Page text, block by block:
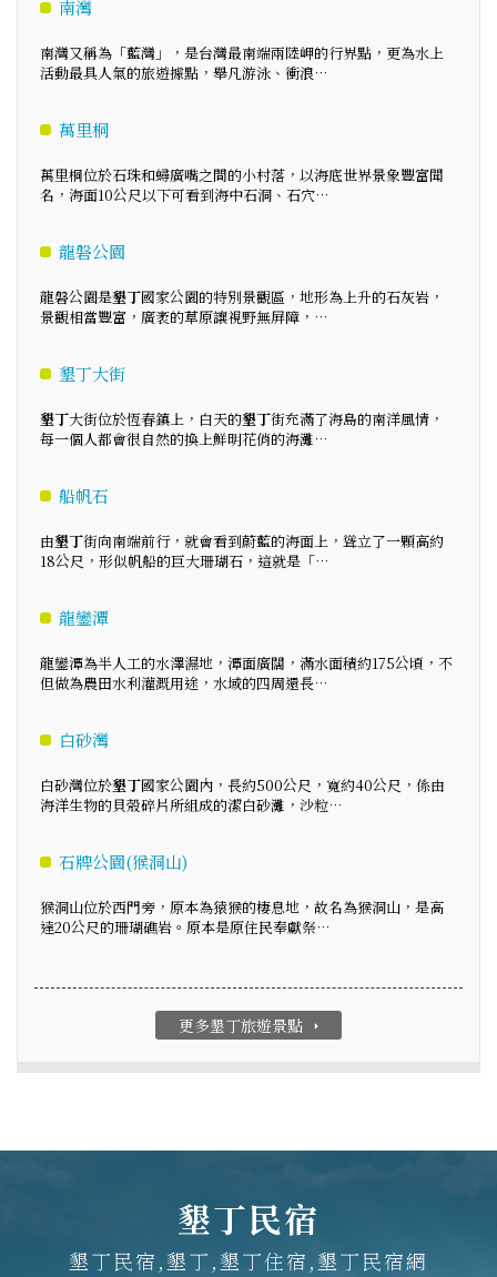
南灣
南灣又稱為「藍灣」，是台灣最南端兩陸岬的行界點，更為水上
活動最具人氣的旅遊據點，舉凡游泳、衝浪…
萬里桐
萬里桐位於石珠和蟳廣嘴之間的小村落，以海底世界景象豐富聞
名，海面10公尺以下可看到海中石洞、石穴…
龍磐公園
龍磐公園是墾丁國家公園的特別景觀區，地形為上升的石灰岩，
景觀相當豐富，廣袤的草原讓視野無屏障，…
墾丁大街
墾丁大街位於恆春鎮上，白天的墾丁街充滿了海島的南洋風情，
每一個人都會很自然的換上鮮明花俏的海灘…
船帆石
由墾丁街向南端前行，就會看到蔚藍的海面上，聳立了一顆高約
18公尺，形似帆船的巨大珊瑚石，這就是「…
龍鑾潭
龍鑾潭為半人工的水澤濕地，潭面廣闊，滿水面積約175公頃，不
但做為農田水利灌溉用途，水域的四周還長…
白砂灣
白砂灣位於墾丁國家公園內，長約500公尺，寬約40公尺，係由
海洋生物的貝殼碎片所組成的潔白砂灘，沙粒…
石牌公園(猴洞山)
猴洞山位於西門旁，原本為猿猴的棲息地，故名為猴洞山，是高
達20公尺的珊瑚礁岩。原本是原住民奉獻祭…
更多墾丁旅遊景點 arrow_right
墾丁民宿
墾丁民宿,墾丁,墾丁住宿,墾丁民宿網